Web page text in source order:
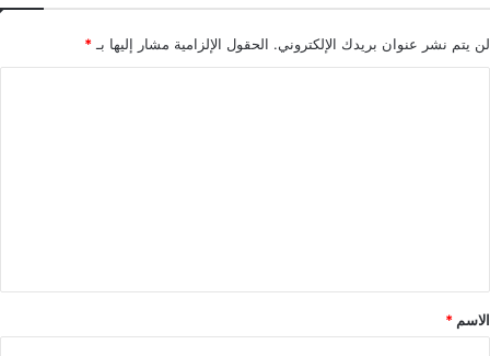
لن يتم نشر عنوان بريدك الإلكتروني. الحقول الإلزامية مشار إليها بـ *
*
الاسم *